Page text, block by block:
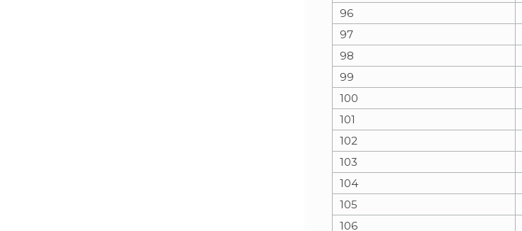
96
97
98
99
100
101
102
103
104
105
106